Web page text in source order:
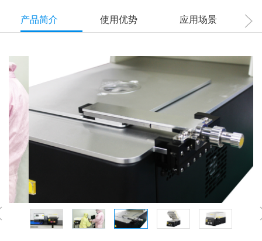
产品简介 使用优势 应用场景